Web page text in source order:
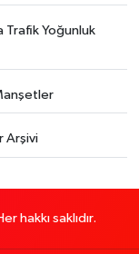
Trafik Yoğunluk
Arşivi
hakkı saklıdır.